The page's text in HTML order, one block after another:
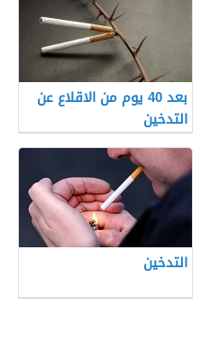
بعد 40 يوم من الاقلاع عن
التدخين
التدخين